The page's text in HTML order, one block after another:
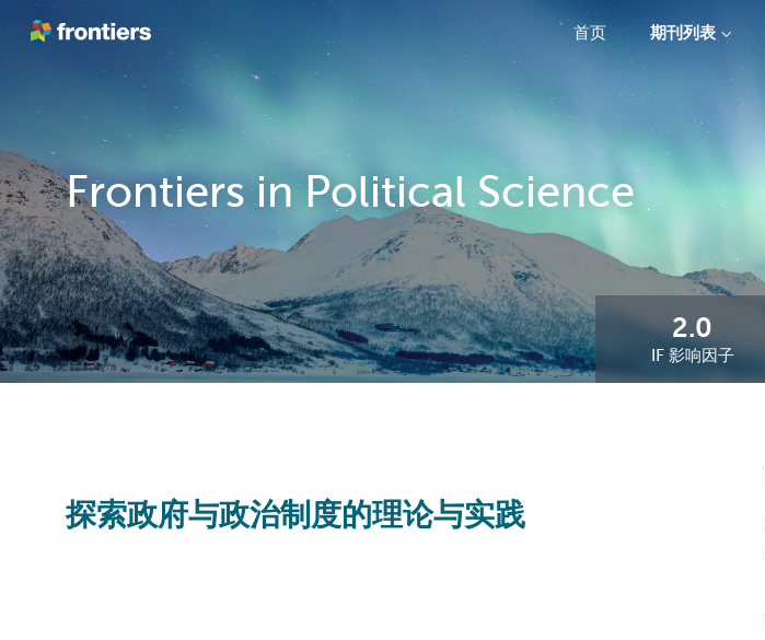
首页 期刊列表
精选潜力期刊
Frontiers in Political Science
2.0
IF 影响因子
探索政府与政治制度的理论与实践